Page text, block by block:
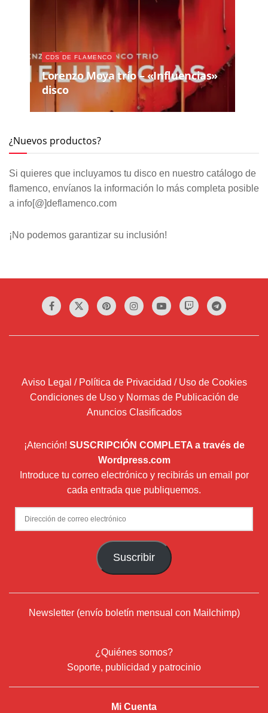
CDS DE FLAMENCO
Lorenzo Moya trío – «Influencias»
disco
¿Nuevos productos?
Si quieres que incluyamos tu disco en nuestro catálogo de
flamenco, envíanos la información lo más completa posible
a info[@]deflamenco.com
¡No podemos garantizar su inclusión!
Aviso Legal / Política de Privacidad / Uso de Cookies
Condiciones de Uso y Normas de Publicación de
Anuncios Clasificados
¡Atención! SUSCRIPCIÓN COMPLETA a través de
Wordpress.com
Introduce tu correo electrónico y recibirás un email por
cada entrada que publiquemos.
Dirección
de
Suscribir
Newsletter (envío boletín mensual con Mailchimp)
¿Quiénes somos?
Soporte, publicidad y patrocinio
Mi Cuenta